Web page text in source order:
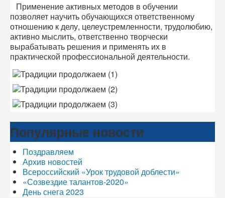
Применение активных методов в обучении
позволяет научить обучающихся ответственному
отношению к делу, целеустремленности, трудолюбию,
активно мыслить, ответственно творчески
вырабатывать решения и применять их в
практической профессиональной деятельности.
Популярные новости
Поздравляем
Архив новостей
Всероссийский «Урок трудовой доблести»
«Созвездие талантов-2020»
День снега 2023